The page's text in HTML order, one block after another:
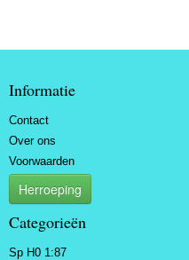
Informatie
Contact
Over ons
Voorwaarden
Herroeping
Categorieën
Sp H0 1:87